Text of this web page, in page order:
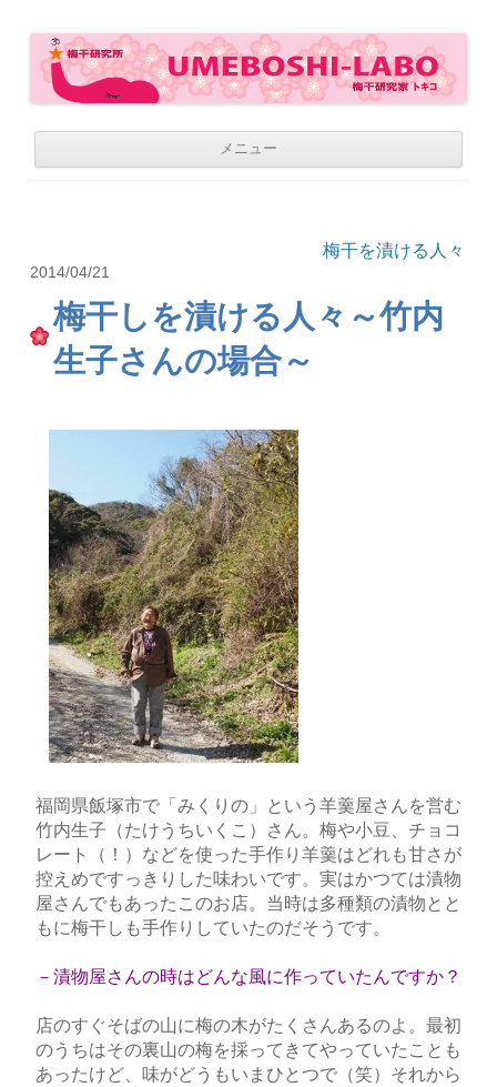
WE LOVE UMEBOSHI
メニュー
梅干を漬ける人々
2014/04/21
梅干しを漬ける人々～竹内
生子さんの場合～
福岡県飯塚市で「みくりの」という羊羹屋さんを営む
竹内生子（たけうちいくこ）さん。梅や小豆、チョコ
レート（！）などを使った手作り羊羹はどれも甘さが
控えめですっきりした味わいです。実はかつては漬物
屋さんでもあったこのお店。当時は多種類の漬物とと
もに梅干しも手作りしていたのだそうです。
－漬物屋さんの時はどんな風に作っていたんですか？
店のすぐそばの山に梅の木がたくさんあるのよ。最初
のうちはその裏山の梅を採ってきてやっていたことも
あったけど、味がどうもいまひとつで（笑）それから